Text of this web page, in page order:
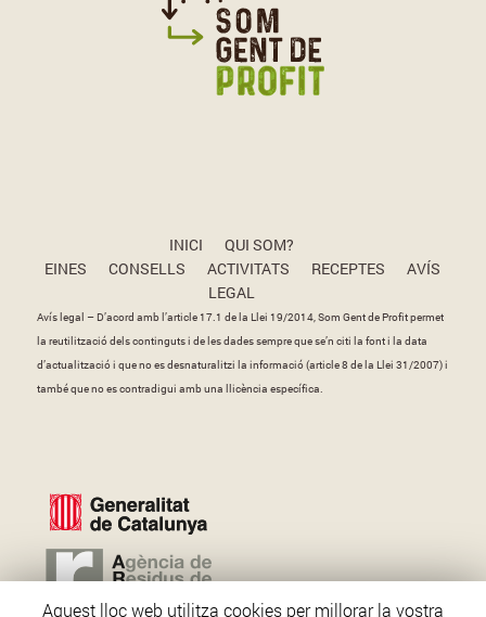
INICI
QUI SOM?
EINES
CONSELLS ACTIVITATS RECEPTES
AVÍS
LEGAL
Avís legal – D’acord amb l’article 17.1 de la Llei 19/2014, Som Gent de Profit permet
la reutilització dels continguts i de les dades sempre que se’n citi la font i la data
d’actualització i que no es desnaturalitzi la informació (article 8 de la Llei 31/2007) i
també que no es contradigui amb una llicència específica.
Aquest lloc web utilitza cookies per millorar la vostra